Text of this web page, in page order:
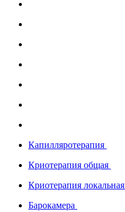
Капилляротерапия
Криотерапия общая
Криотерапия локальная
Барокамера